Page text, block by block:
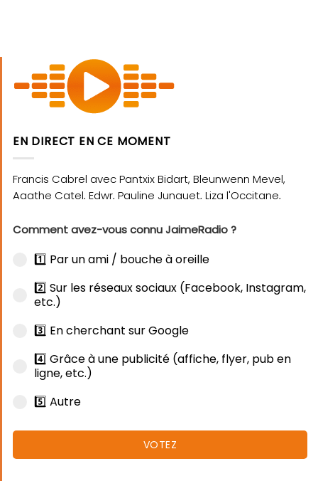
EN DIRECT EN CE MOMENT
Comment avez-vous connu JaimeRadio ?
1️⃣ Par un ami / bouche à oreille
2️⃣ Sur les réseaux sociaux (Facebook, Instagram,
etc.)
3️⃣ En cherchant sur Google
4️⃣ Grâce à une publicité (affiche, flyer, pub en
ligne, etc.)
5️⃣ Autre
VOTEZ